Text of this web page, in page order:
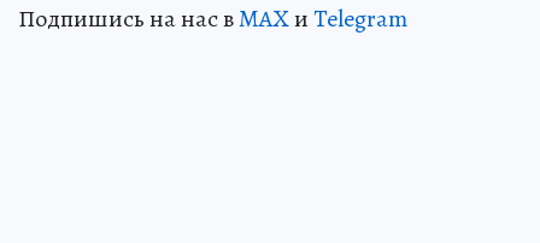
Подпишись на нас вMAXиTelegram